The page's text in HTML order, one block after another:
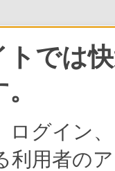
では
ログイン
利用者の